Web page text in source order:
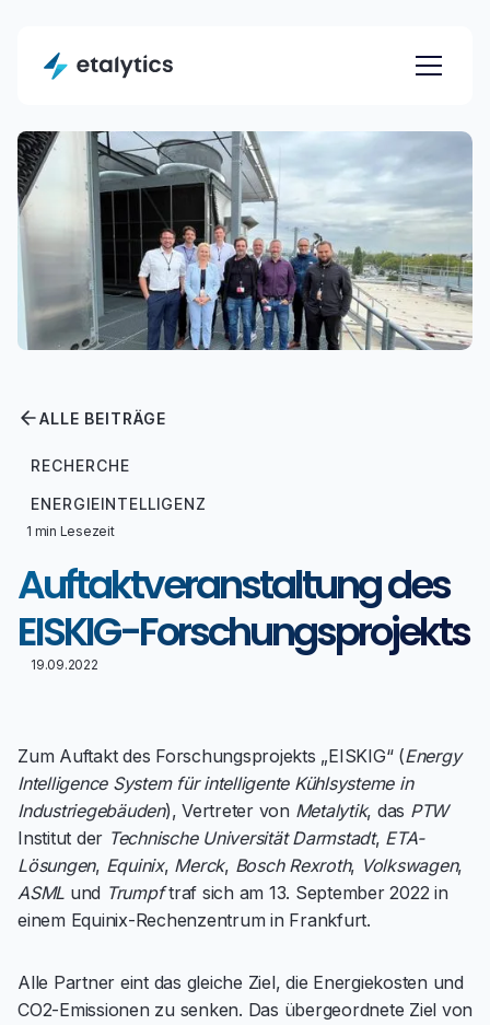
ALLE BEITRÄGE
RECHERCHE
ENERGIEINTELLIGENZ
1 min Lesezeit
Auftaktveranstaltung des
EISKIG-Forschungsprojekts
19.09.2022
Zum Auftakt des Forschungsprojekts „EISKIG“ (Energy
Intelligence System für intelligente Kühlsysteme in
Industriegebäuden), Vertreter von Metalytik, das PTW
Institut der Technische Universität Darmstadt, ETA-
Lösungen, Equinix, Merck, Bosch Rexroth, Volkswagen,
ASML und Trumpftraf sich am 13. September 2022 in
einem Equinix-Rechenzentrum in Frankfurt.
Alle Partner eint das gleiche Ziel, die Energiekosten und
CO2-Emissionen zu senken. Das übergeordnete Ziel von